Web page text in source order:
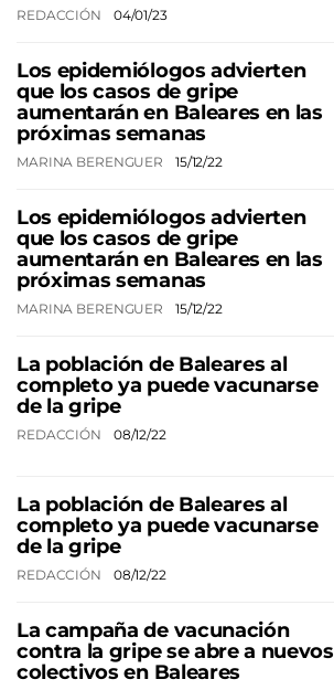
REDACCIÓN 04/01/23
Los epidemiólogos advierten
que los casos de gripe
aumentarán en Baleares en las
próximas semanas
MARINA BERENGUER 15/12/22
Los epidemiólogos advierten
que los casos de gripe
aumentarán en Baleares en las
próximas semanas
MARINA BERENGUER 15/12/22
La población de Baleares al
completo ya puede vacunarse
de la gripe
REDACCIÓN 08/12/22
La población de Baleares al
completo ya puede vacunarse
de la gripe
REDACCIÓN 08/12/22
La campaña de vacunación
contra la gripe se abre a nuevos
colectivos en Baleares